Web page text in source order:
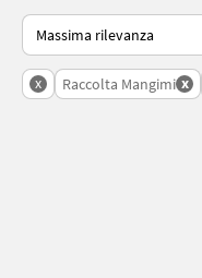
Ecco come viene
x Raccolta Mangimi x